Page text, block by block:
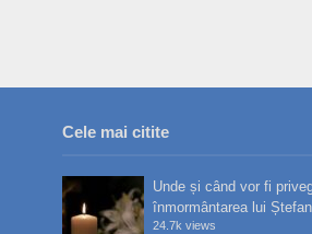
Cele mai citite
Unde și când vor fi
înmormântarea lui
24.7k views